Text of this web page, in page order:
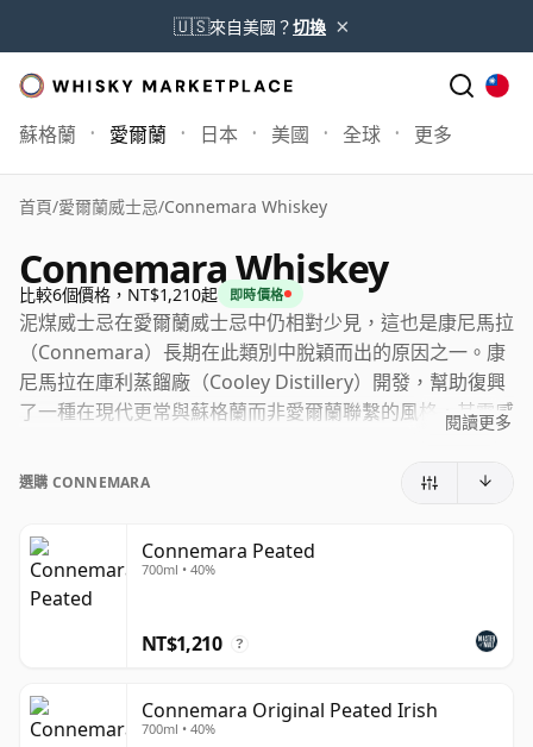
🇺🇸來自美國？切換 ×
蘇格蘭 愛爾蘭 日本 美國 全球 更多
首頁/愛爾蘭威士忌/Connemara Whiskey
Connemara Whiskey
比較6個價格，NT$1,210起 即時價格
泥煤威士忌在愛爾蘭威士忌中仍相對少見，這也是康尼馬拉
（Connemara）長期在此類別中脫穎而出的原因之一。康
尼馬拉在庫利蒸餾廠（Cooley Distillery）開發，幫助復興
了一種在現代更常與蘇格蘭而非愛爾蘭聯繫的風格，其靈感
屬於三得利全球烈酒集團（Suntory Global Spirits），威
康尼馬拉的獨特之處不僅在於使用泥煤，更在於它保持了明
確無誤的愛爾蘭風格。該蒸餾廠的烈酒傾向於將柔和的甜
味、溫和的香草和麥芽豐富感與較為內斂、帶有甜味的煙燻
泥煤特色結合，相較於重泥煤蘇格蘭威士忌中常見的強烈風
（Islay）全力衝擊的飲酒者接觸泥煤威士忌的絕佳入門選
擇。
閱讀更多
選購 CONNEMARA
Connemara Peated
700ml • 40%
NT$1,210 ?
Connemara Original Peated Irish
700ml • 40%